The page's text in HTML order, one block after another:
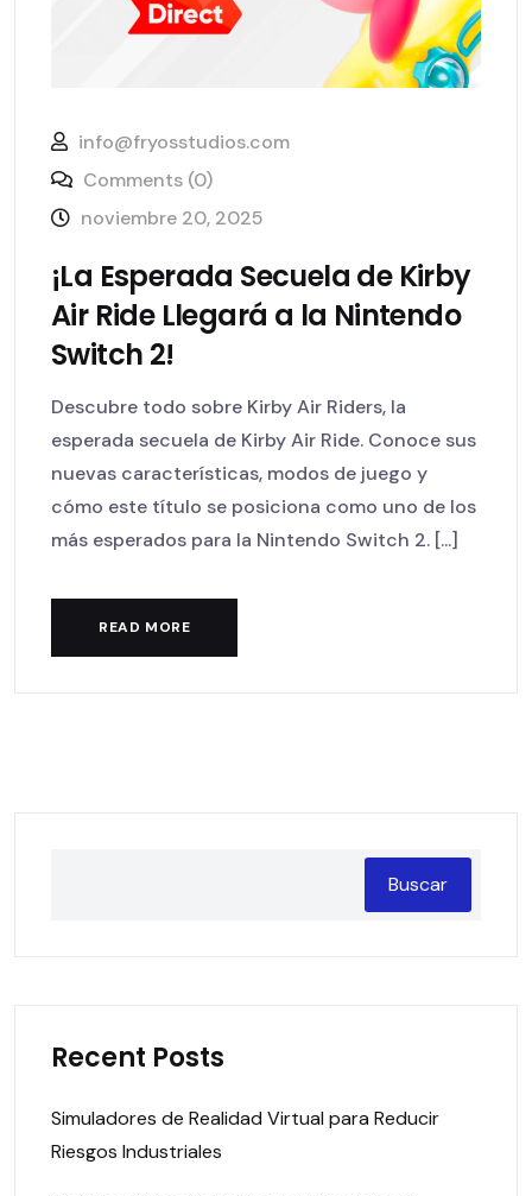
info@fryosstudios.com
Comments (0)
noviembre 20, 2025
¡La Esperada Secuela de Kirby
Air Ride Llegará a la Nintendo
Switch 2!
Descubre todo sobre Kirby Air Riders, la
esperada secuela de Kirby Air Ride. Conoce sus
nuevas características, modos de juego y
cómo este título se posiciona como uno de los
más esperados para la Nintendo Switch 2. [...]
READ MORE
Buscar
Recent Posts
Simuladores de Realidad Virtual para Reducir
Riesgos Industriales